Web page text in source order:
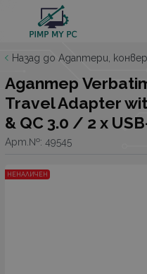
Назад до Адаптери,
Адаптер
Travel Adapter
& QC 3.0 / 2 x
Арт.№: 49545
НЕНАЛИЧЕН